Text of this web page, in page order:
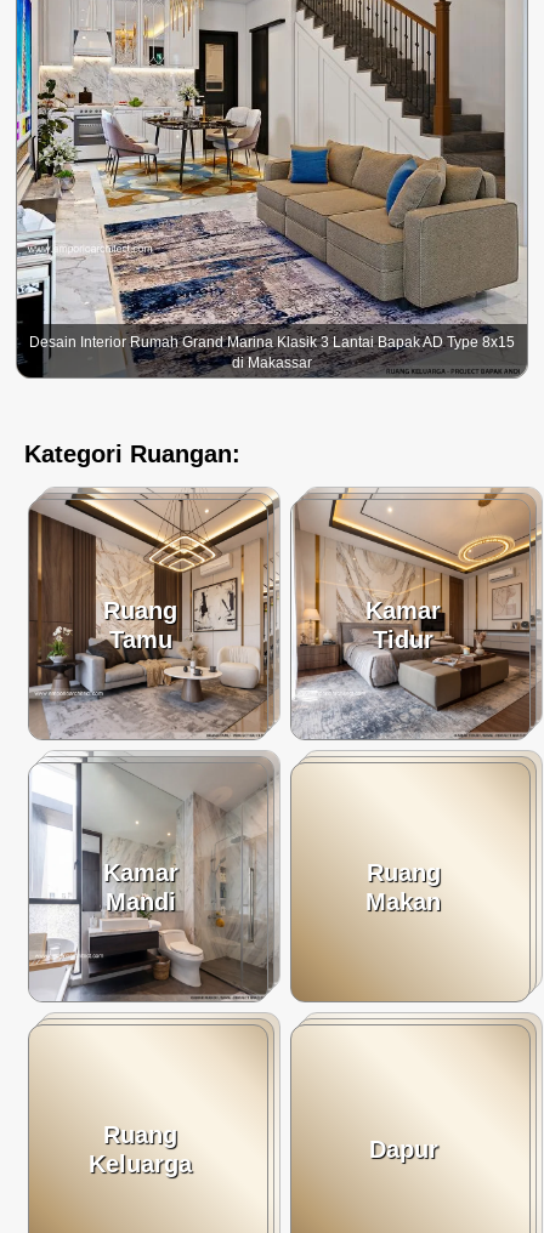
Desain Interior Rumah Grand Marina Klasik 3 Lantai Bapak AD Type 8x15
di Makassar
Kategori Ruangan:
Ruang
Tamu
Kamar
Tidur
Kamar
Mandi
Ruang
Makan
Ruang
Keluarga
Dapur